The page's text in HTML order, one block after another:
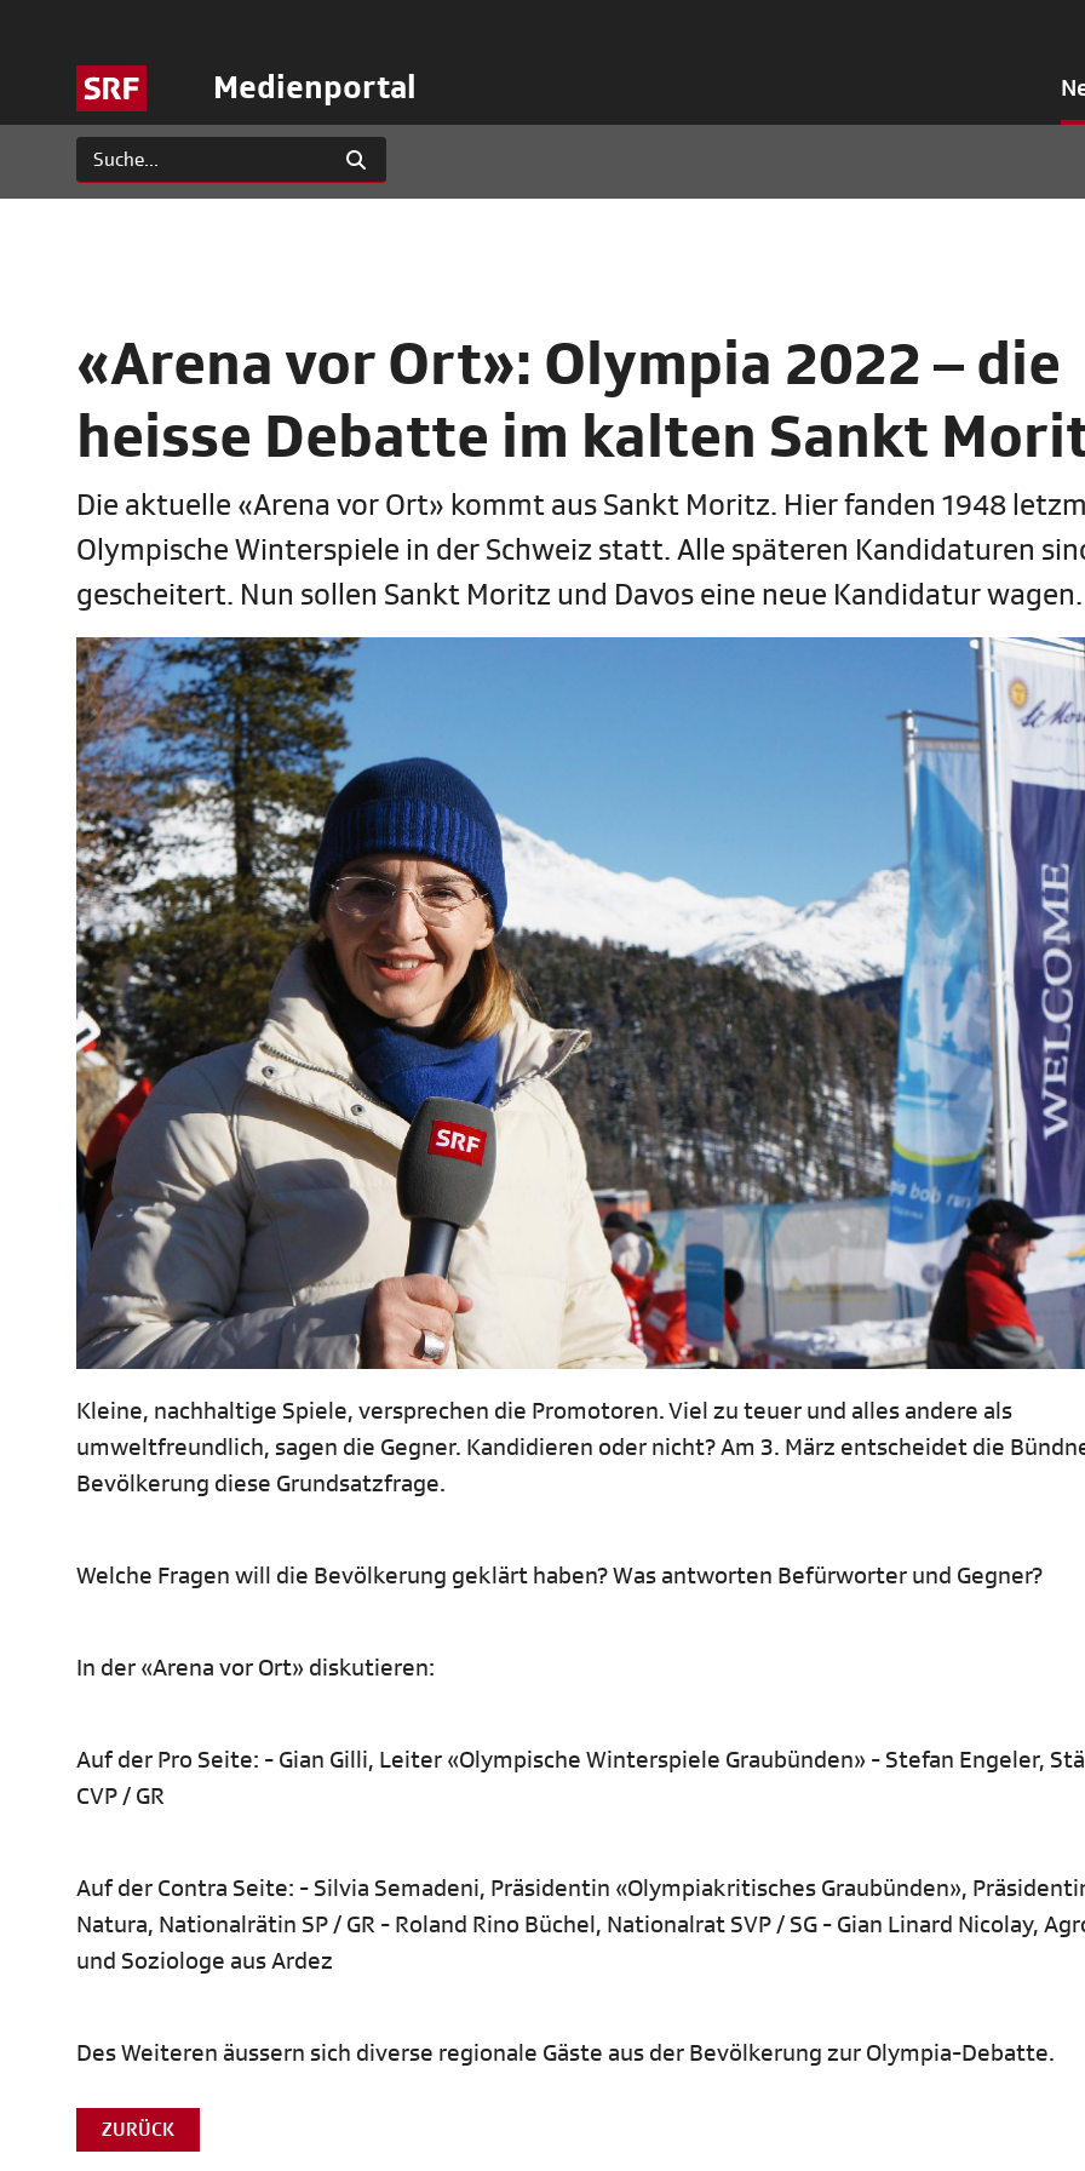
Medienportal
«Arena vor Ort»: Olympia 2022 – die
heisse Debatte im kalten Sankt
Die aktuelle «Arena vor Ort» kommt aus Sankt Moritz. Hier fanden 1948
Olympische Winterspiele in der Schweiz statt. Alle späteren Kandidaturen
gescheitert. Nun sollen Sankt Moritz und Davos eine neue Kandidatur wagen.
Kleine, nachhaltige Spiele, versprechen die Promotoren. Viel zu teuer und alles andere als
umweltfreundlich, sagen die Gegner. Kandidieren oder nicht? Am 3. März entscheidet die
Bevölkerung diese Grundsatzfrage.
Welche Fragen will die Bevölkerung geklärt haben? Was antworten Befürworter und Gegner?
In der «Arena vor Ort» diskutieren:
Auf der Pro Seite: - Gian Gilli, Leiter «Olympische Winterspiele Graubünden» - Stefan Engeler,
CVP / GR
Auf der Contra Seite: - Silvia Semadeni, Präsidentin «Olympiakritisches Graubünden»,
Natura, Nationalrätin SP / GR - Roland Rino Büchel, Nationalrat SVP / SG - Gian Linard Nicolay,
und Soziologe aus Ardez
Des Weiteren äussern sich diverse regionale Gäste aus der Bevölkerung zur Olympia-Debatte.
ZURÜCK